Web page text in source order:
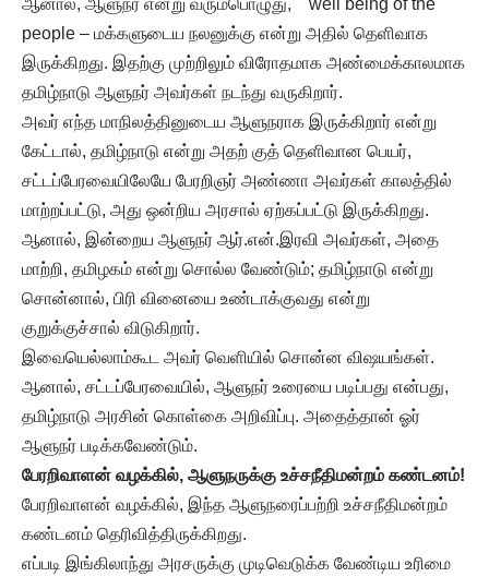
people – மக்களுடைய நலனுக்கு என்று அதில் தெளிவாக
இருக்கிறது. இதற்கு முற்றிலும் விரோதமாக அண்மைக்காலமாக
தமிழ்நாடு ஆளுநர் அவர்கள் நடந்து வருகிறார்.
அவர் எந்த மாநிலத்தினுடைய ஆளுநராக இருக்கிறார் என்று
கேட்டால், தமிழ்நாடு என்று அதற் குத் தெளிவான பெயர்,
சட்டப்பேரவையிலேயே பேரறிஞர் அண்ணா அவர்கள் காலத்தில்
மாற்றப்பட்டு, அது ஒன்றிய அரசால் ஏற்கப்பட்டு இருக்கிறது.
ஆனால், இன்றைய ஆளுநர் ஆர்.என்.இரவி அவர்கள், அதை
மாற்றி, தமிழகம் என்று சொல்ல வேண்டும்; தமிழ்நாடு என்று
சொன்னால், பிரி வினையை உண்டாக்குவது என்று
குறுக்குச்சால் விடுகிறார்.
இவையெல்லாம்கூட அவர் வெளியில் சொன்ன விஷயங்கள்.
ஆனால், சட்டப்பேரவையில், ஆளுநர் உரையை படிப்பது என்பது,
தமிழ்நாடு அரசின் கொள்கை அறிவிப்பு. அதைத்தான் ஓர்
ஆளுநர் படிக்கவேண்டும்.
பேரறிவாளன் வழக்கில், ஆளுநருக்கு உச்சநீதிமன்றம் கண்டனம்!
பேரறிவாளன் வழக்கில், இந்த ஆளுநரைப்பற்றி உச்சநீதிமன்றம்
கண்டனம் தெரிவித்திருக்கிறது.
எப்படி இங்கிலாந்து அரசருக்கு முடிவெடுக்க வேண்டிய உரிமை